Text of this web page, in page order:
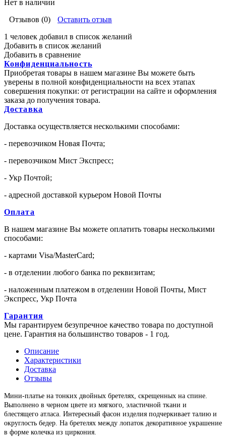
Нет в наличии
Отзывов (0)
Оставить отзыв
1 человек добавил в список желаний
Добавить в список желаний
Добавить в сравнение
Конфиденциальность
Приобретая товары в нашем магазине Вы можете быть
уверены в полной конфиденциальности на всех этапах
совершения покупки: от регистрации на сайте и оформления
заказа до получения товара.
Доставка
Доставка осуществляется несколькими способами:
- перевозчиком Новая Почта;
- перевозчиком Мист Экспресс;
- Укр Почтой;
- адресной доставкой курьером Новой Почты
Оплата
В нашем магазине Вы можете оплатить товары несколькими
способами:
- картами Visa/MasterCard;
- в отделении любого банка по реквизитам;
- наложенным платежом в отделении Новой Почты, Мист
Экспресс, Укр Почта
Гарантия
Мы гарантируем безупречное качество товара по доступной
цене. Гарантия на большинство товаров - 1 год.
Описание
Характеристики
Доставка
Отзывы
Мини-платье на тонких двойных бретелях, скрещенных на спине.
Выполнено в черном цвете из мягкого, эластичной ткани и
блестящего атласа. Интересный фасон изделия подчеркивает талию и
округлость бедер. На бретелях между лопаток декоративное украшение
в форме колечка из циркония.